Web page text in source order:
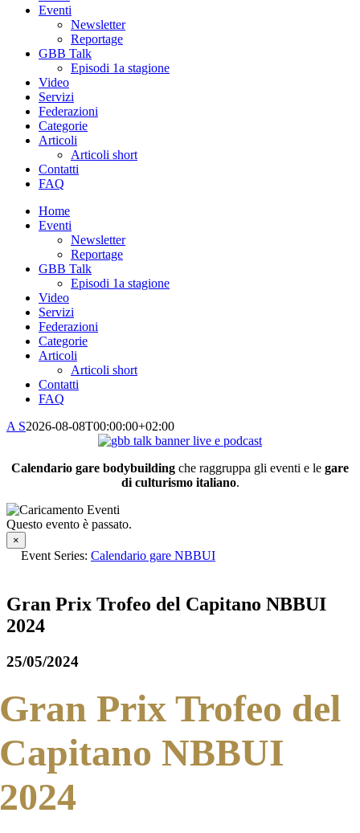
Eventi
Newsletter
Reportage
GBB Talk
Episodi 1a stagione
Video
Servizi
Federazioni
Categorie
Articoli
Articoli short
Contatti
FAQ
Home
Eventi
Newsletter
Reportage
GBB Talk
Episodi 1a stagione
Video
Servizi
Federazioni
Categorie
Articoli
Articoli short
Contatti
FAQ
A S2026-08-08T00:00:00+02:00
Calendario gare bodybuilding che raggruppa gli eventi e le gare
di culturismo italiano.
Questo evento è passato.
×
Event Series: Calendario gare NBBUI
Gran Prix Trofeo del Capitano NBBUI
2024
25/05/2024
Gran Prix Trofeo del
Capitano NBBUI
2024